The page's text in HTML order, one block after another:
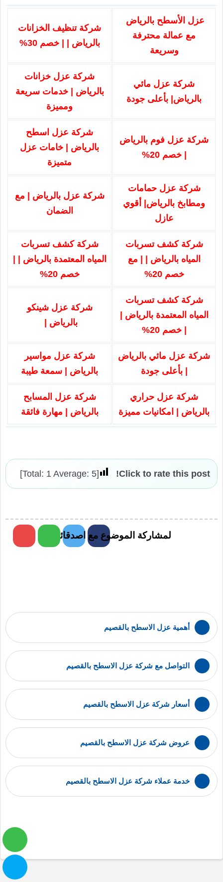
عزل الأسطح بالرياض
مع عمالة محترفة
وسريعة
شركة تنظيف الخزانات
بالرياض | | خصم 30%
شركة عزل مائي
بالرياض| بأعلى جودة
شركة عزل خزانات
بالرياض | خدمات سريعة
ومميزة
شركة عزل فوم بالرياض
| خصم 20%
شركة عزل اسطح
بالرياض | خامات عزل
متميزة
شركة عزل حمامات
ومطابخ بالرياض| أقوي
عازل
شركة عزل بالرياض | مع
الضمان
شركة كشف تسربات
المياه بالرياض | | مع
خصم 20%
شركة كشف تسربات
المياه المعتمدة بالرياض | |
خصم 20%
شركة كشف تسربات
المياه المعتمدة بالرياض |
| خصم 20%
شركة عزل شينكو
بالرياض |
شركة عزل مائي بالرياض
| بأعلى جودة
شركة عزل مواسير
بالرياض | سمعة طيبة
شركة عزل حراري
بالرياض | امكانيات مميزة
شركة عزل المسابح
بالرياض | مهارة فائقة
Click to rate this post!
[Total:
1 Average: 5
]
لمشاركة الموضوع مع اصدقائك
أهمية عزل الاسطح بالقصيم
التواصل مع شركة عزل الاسطح بالقصيم
أسعار شركة عزل الاسطح بالقصيم
عروض شركة عزل الاسطح بالقصيم
خدمة عملاء شركة عزل الاسطح بالقصيم